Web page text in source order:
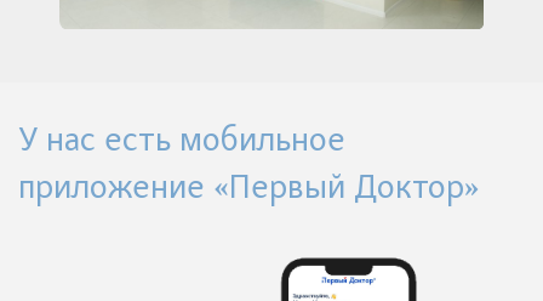
У нас есть мобильное
приложение «Первый Доктор»